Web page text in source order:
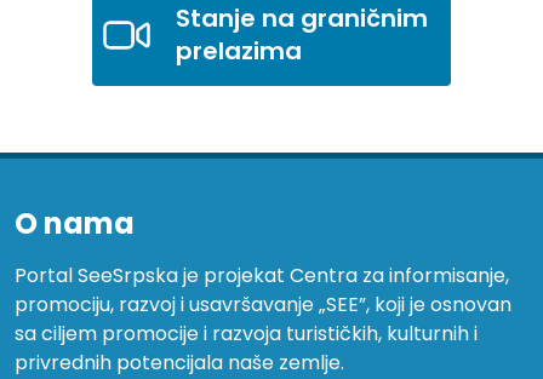
Stanje na graničnim
prelazima
O nama
Portal SeeSrpska je projekat Centra za informisanje,
promociju, razvoj i usavršavanje „SEE”, koji je osnovan
sa ciljem promocije i razvoja turističkih, kulturnih i
privrednih potencijala naše zemlje.